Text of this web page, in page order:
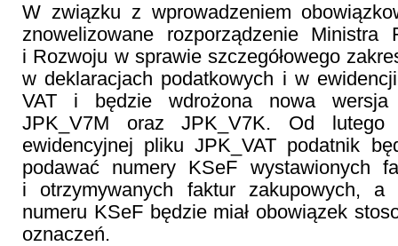
W związku z wprowadzeniem
znowelizowane rozporządzenie Ministra
i Rozwoju w sprawie szczegółowego
w deklaracjach podatkowych i w
VAT i będzie wdrożona nowa wersja
JPK_V7M oraz JPK_V7K. Od
ewidencyjnej pliku JPK_VAT podatnik
podawać numery KSeF wystawionych
i otrzymywanych faktur zakupowych,
numeru KSeF będzie miał obowiązek
oznaczeń.